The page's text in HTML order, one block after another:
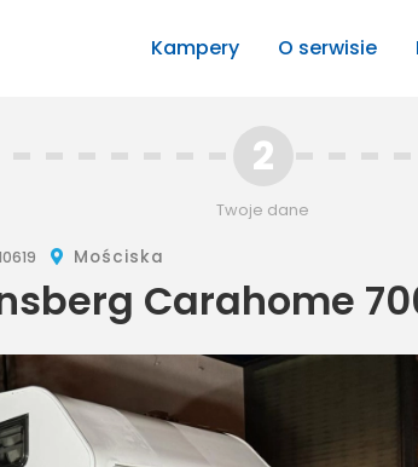
Kampery O serwisie
2
Twoje dane
Mościska
Carahome